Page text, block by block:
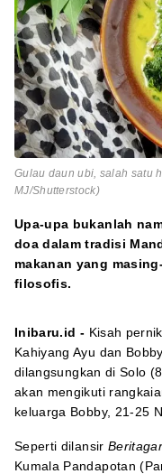
Gulau daun ubi, salah satu
MJ/Shutterstock)
Upa-upa bukanlah
doa dalam tradisi
makanan yang
filosofis.
Inibaru.id - Kisah
Kahiyang Ayu dan
dilangsungkan di Solo
akan mengikuti
keluarga Bobby, 21-25
Seperti dilansir
Kumala Pandapotan